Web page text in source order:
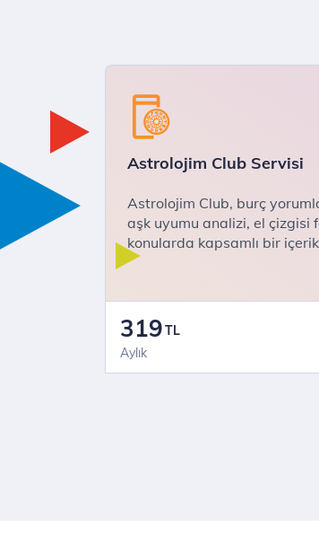
Astrolojim Club Servisi
Astrolojim Club, burç
aşk uyumu analizi, el çizgisi
konularda kapsamlı bir
319TL
Aylık